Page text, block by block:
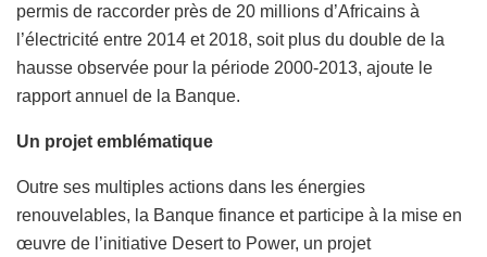
permis de raccorder près de 20 millions d’Africains à
l’électricité entre 2014 et 2018, soit plus du double de la
hausse observée pour la période 2000-2013, ajoute le
rapport annuel de la Banque.
Un projet emblématique
Outre ses multiples actions dans les énergies
renouvelables, la Banque finance et participe à la mise en
œuvre de l’initiative Desert to Power, un projet